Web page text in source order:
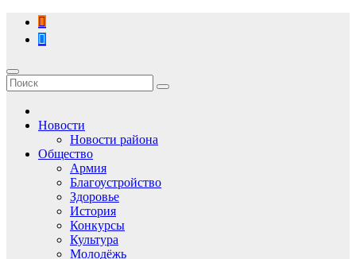
Перейти
содержимому
Новости
Новости района
Общество
Армия
Благоустройство
Здоровье
История
Конкурсы
Культура
Молодёжь